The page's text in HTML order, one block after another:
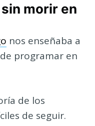
morir en
nos enseñaba a
programar en
de los
de seguir.